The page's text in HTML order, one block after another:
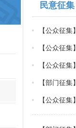
民意征集
【公众征
【公众征
【部门征